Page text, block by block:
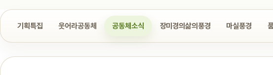
기획특집 웃어라공동체 공동체소식 장미경의삶의풍경 마실풍경